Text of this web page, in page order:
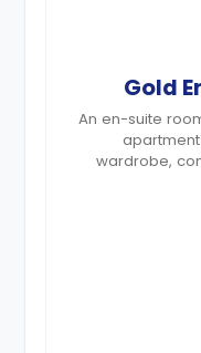
Gold
An en-suite
wardrobe,
bathroom,
fridge/freezer
rice